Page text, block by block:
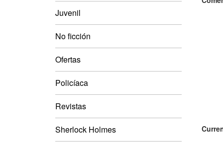
Juvenil
No ficción
Ofertas
Policíaca
Revistas
Sherlock Holmes